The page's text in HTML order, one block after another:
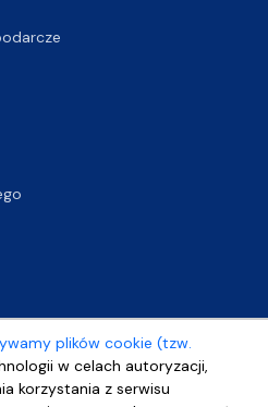
plików cookie (tzw.
w celach autoryzacji,
korzystania z serwisu